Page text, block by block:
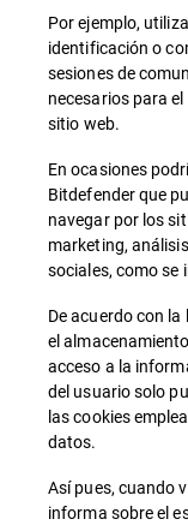
Por ejemplo,
identificación o
sesiones de
necesarios para
sitio web.
En ocasiones
Bitdefender que
navegar por los
marketing,
sociales, como se
De acuerdo con
el
acceso a la
del usuario solo
las cookies
datos.
Así pues, cuando
informa sobre el